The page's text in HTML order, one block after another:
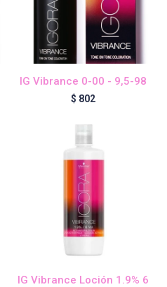
IG Vibrance 0-00 - 9,5-98
$ 802
IG Vibrance Loción 1.9% 6